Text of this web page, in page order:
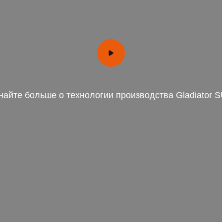
больше о технологии производства Gladiator